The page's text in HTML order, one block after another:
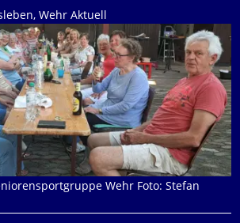
, Wehr Aktuell
Wehr Foto: Stefan